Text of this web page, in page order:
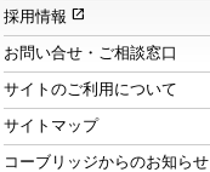
採用情報 open_in_new
お問い合せ・ご相談窓口
サイトのご利用について
サイトマップ
コーブリッジからのお知らせ